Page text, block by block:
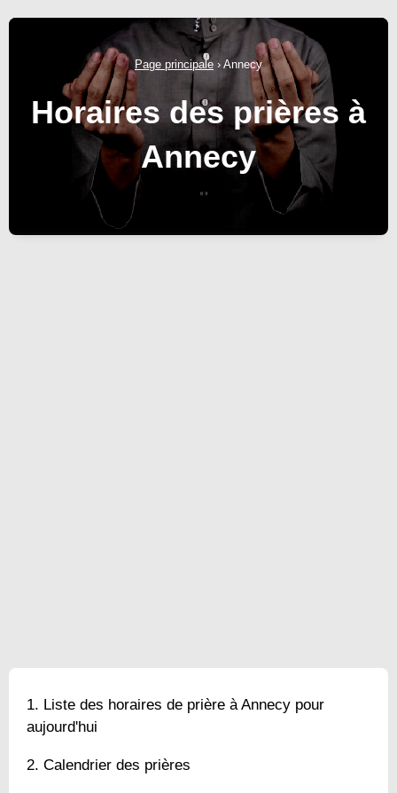
Page principale › Annecy
Horaires des prières à
Annecy
Liste des horaires de prière à Annecy pour
aujourd'hui
Calendrier des prières